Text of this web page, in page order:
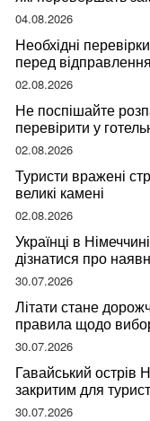
04.08.2026
Необхідні
перед
02.08.2026
Не поспішайте
перевірити у
мандрівниці
02.08.2026
Туристи вражені
великі камені
02.08.2026
Українці в
дізнатися про
30.07.2026
Літати стане
правила щодо
30.07.2026
Гавайський острів
закритим для
відвідувачів
30.07.2026